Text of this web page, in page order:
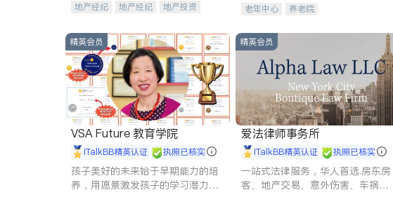
地产经纪 地产经纪
地产投资
老年中心 养老院
精英会员
VSA Future 教育学院
iTalkBB精英认证 执照已核实
孩子美好的未来始于早期能力的培
养，用愿景激发孩子的学习潜力和
精英会员
爱法律师事务所
iTalkBB精英认证 执照已核实
一站式法律服务，华人首选.房东房
客、地产交易、意外伤害、车祸重